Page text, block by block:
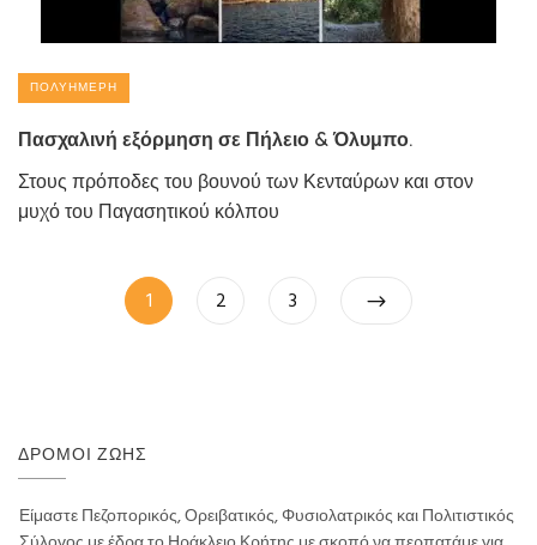
ΠΟΛΥΉΜΕΡΗ
Πασχαλινή εξόρμηση σε Πήλειο & Όλυμπο.
Στους πρόποδες του βουνού των Κενταύρων και στον
μυχό του Παγασητικού κόλπου
Πλοήγηση
άρθρων
Page
1 Page
2 Page
3
ΔΡΌΜΟΙ ΖΩΉΣ
Είμαστε Πεζοπορικός, Ορειβατικός, Φυσιολατρικός και Πολιτιστικός